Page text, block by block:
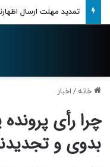
تمدید مهلت ارسال
خانه / اخبار
چرا رأی
بدوی و